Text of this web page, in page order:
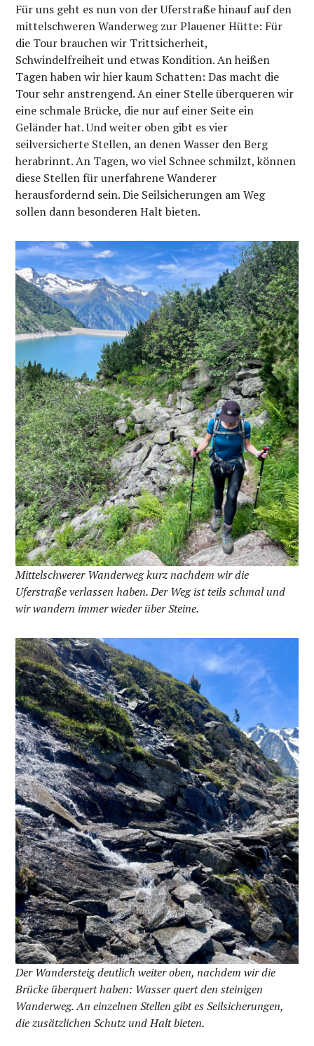
Für uns geht es nun von der Uferstraße hinauf auf den
mittelschweren Wanderweg zur Plauener Hütte: Für
die Tour brauchen wir Trittsicherheit,
Schwindelfreiheit und etwas Kondition. An heißen
Tagen haben wir hier kaum Schatten: Das macht die
Tour sehr anstrengend. An einer Stelle überqueren wir
eine schmale Brücke, die nur auf einer Seite ein
Geländer hat. Und weiter oben gibt es vier
seilversicherte Stellen, an denen Wasser den Berg
herabrinnt. An Tagen, wo viel Schnee schmilzt, können
diese Stellen für unerfahrene Wanderer
herausfordernd sein. Die Seilsicherungen am Weg
sollen dann besonderen Halt bieten.
Mittelschwerer Wanderweg kurz nachdem wir die
Uferstraße verlassen haben. Der Weg ist teils schmal und
wir wandern immer wieder über Steine.
Der Wandersteig deutlich weiter oben, nachdem wir die
Brücke überquert haben: Wasser quert den steinigen
Wanderweg. An einzelnen Stellen gibt es Seilsicherungen,
die zusätzlichen Schutz und Halt bieten.